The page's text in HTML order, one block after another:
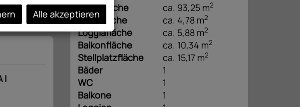
|
Wohnfläche ca. 93,25 m2
Kellerfläche ca. 4,78 m2
Loggiafläche ca. 5,88 m2
Balkonfläche ca. 10,34 m2
Stellplatzfläche ca. 15,17 m2
Bäder
1
WC
1
Balkone
1
Alle akzeptieren